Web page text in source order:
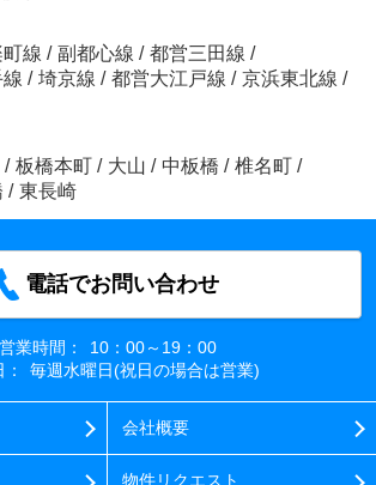
線 / 副都心線 / 都営三田線 /
/ 埼京線 / 都営大江戸線 / 京浜東北線 /
/ 板橋本町 / 大山 / 中板橋 / 椎名町 /
/ 東長崎
電話でお問い合わせ
営業時間：
10：00～19：00
毎週水曜日(祝日の場合は営業)
会社概要
物件リクエスト